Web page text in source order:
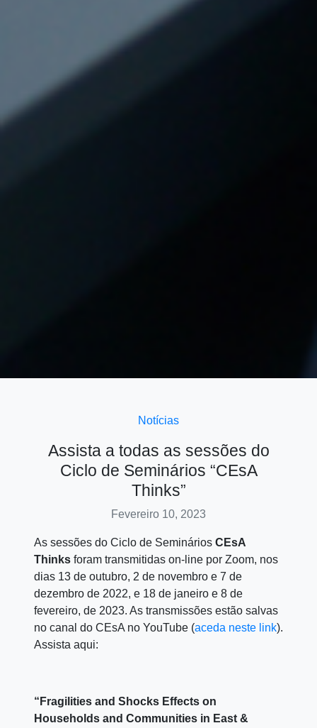
Notícias
Assista a todas as sessões do
Ciclo de Seminários “CEsA
Thinks”
Fevereiro 10, 2023
As sessões do Ciclo de Seminários CEsA
Thinks foram transmitidas on-line por Zoom, nos
dias 13 de outubro, 2 de novembro e 7 de
dezembro de 2022, e 18 de janeiro e 8 de
fevereiro, de 2023. As transmissões estão salvas
no canal do CEsA no YouTube (aceda neste link).
Assista aqui:
“Fragilities and Shocks Effects on
Households and Communities in East &